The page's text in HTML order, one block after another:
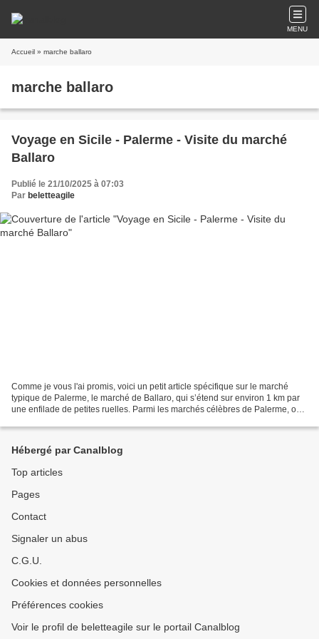
MENU
Accueil » marche ballaro
marche ballaro
Voyage en Sicile - Palerme - Visite du marché
Ballaro
Publié le 21/10/2025 à 07:03
Par beletteagile
Comme je vous l'ai promis, voici un petit article spécifique sur le marché
typique de Palerme, le marché de Ballaro, qui s’étend sur environ 1 km par
une enfilade de petites ruelles. Parmi les marchés célèbres de Palerme, on
Hébergé par Canalblog
Top articles
Pages
Contact
Signaler un abus
C.G.U.
Cookies et données personnelles
Préférences cookies
Voir le profil de beletteagile sur le portail Canalblog